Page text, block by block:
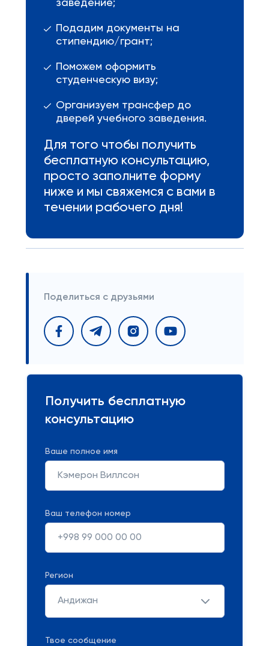
заведение;
Подадим документы на
стипендию/грант;
Поможем оформить
студенческую визу;
Организуем трансфер до
дверей учебного заведения.
Для того чтобы получить
бесплатную консультацию,
просто заполните форму
ниже и мы свяжемся с вами в
течении рабочего дня!
Поделиться с друзьями
Получить бесплатную
консультацию
Ваше полное имя
Ваш телефон номер
Регион
Андижан
Твое сообщение